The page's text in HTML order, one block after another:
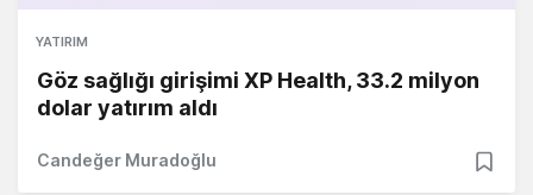
YATIRIM
Göz sağlığı girişimi XP Health, 33.2 milyon
dolar yatırım aldı
Candeğer Muradoğlu